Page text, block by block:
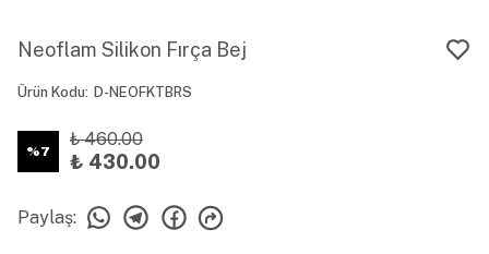
Neoflam Silikon Fırça Bej
Ürün Kodu: D-NEOFKTBRS
%7
₺ 460.00
₺ 430.00
Paylaş: